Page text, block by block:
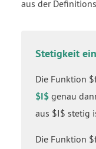
aus der
Stetigkeit
Die Funktion
$I$ genau
aus $I$ stetig
Die Funktion